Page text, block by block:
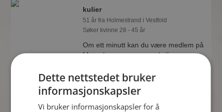
kulier
51 år fra Holmestrand i Vestfold
Søker kvinne 28 - 45 år
Om ett minutt kan du være medlem på
Møteplassen, og se om kulier er
lettere å finne kjærligheten på nettet!
Dette nettstedet bruker
informasjonskapsler
Vi bruker informasjonskapsler for å